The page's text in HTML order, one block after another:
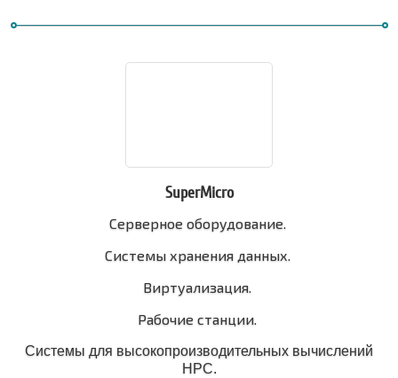
SuperMicro
Серверное оборудование.
Системы хранения данных.
Виртуализация.
Рабочие станции.
Системы для высокопроизводительных вычислений
HPC.